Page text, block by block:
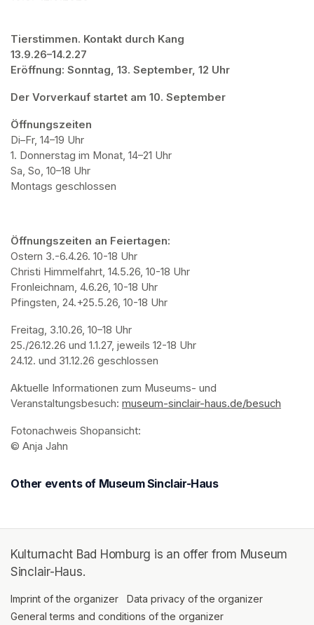
Tierstimmen. Kontakt durch Kang
13.9.26–14.2.27
Eröffnung: Sonntag, 13. September, 12 Uhr
Der Vorverkauf startet am 10. September
Öffnungszeiten
Di–Fr, 14–19 Uhr
1. Donnerstag im Monat, 14–21 Uhr
Sa, So, 10–18 Uhr
Montags geschlossen
Öffnungszeiten an Feiertagen:
Ostern 3.-6.4.26. 10-18 Uhr
Christi Himmelfahrt, 14.5.26, 10-18 Uhr
Fronleichnam, 4.6.26, 10-18 Uhr
Pfingsten, 24.+25.5.26, 10-18 Uhr
Freitag, 3.10.26, 10–18 Uhr
25./26.12.26 und 1.1.27, jeweils 12-18 Uhr
24.12. und 31.12.26 geschlossen
Aktuelle Informationen zum Museums- und
Veranstaltungsbesuch: museum-sinclair-haus.de/besuch
Fotonachweis Shopansicht:
© Anja Jahn
Other events of Museum Sinclair-Haus
Kulturnacht Bad Homburg is an offer from Museum
Sinclair-Haus.
Imprint of the organizer (opens in a new tab)
Data privacy of the organizer
General terms and conditions of the organizer